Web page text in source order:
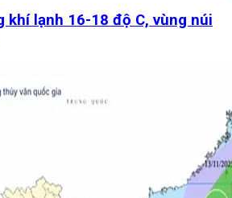
khí lạnh 16-18 độ C, vùng núi